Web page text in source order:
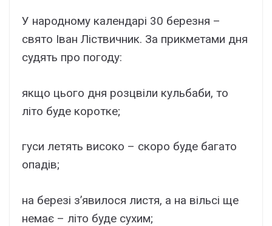
У народному календарі 30 березня –
свято Іван Ліствичник. За прикметами дня
судять про погоду:
якщо цього дня розцвіли кульбаби, то
літо буде коротке;
гуси летять високо – скоро буде багато
опадів;
на березі з’явилося листя, а на вільсі ще
немає – літо буде сухим;